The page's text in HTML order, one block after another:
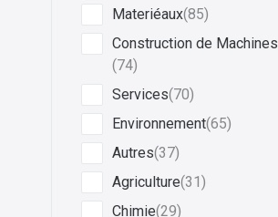
Materiéaux(85)
Construction de Machines
(74)
Services(70)
Environnement(65)
Autres(37)
Agriculture(31)
Chimie(29)